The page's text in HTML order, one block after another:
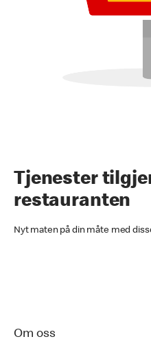
Tjenester
restauranten
Nyt maten på din måte med
Om oss